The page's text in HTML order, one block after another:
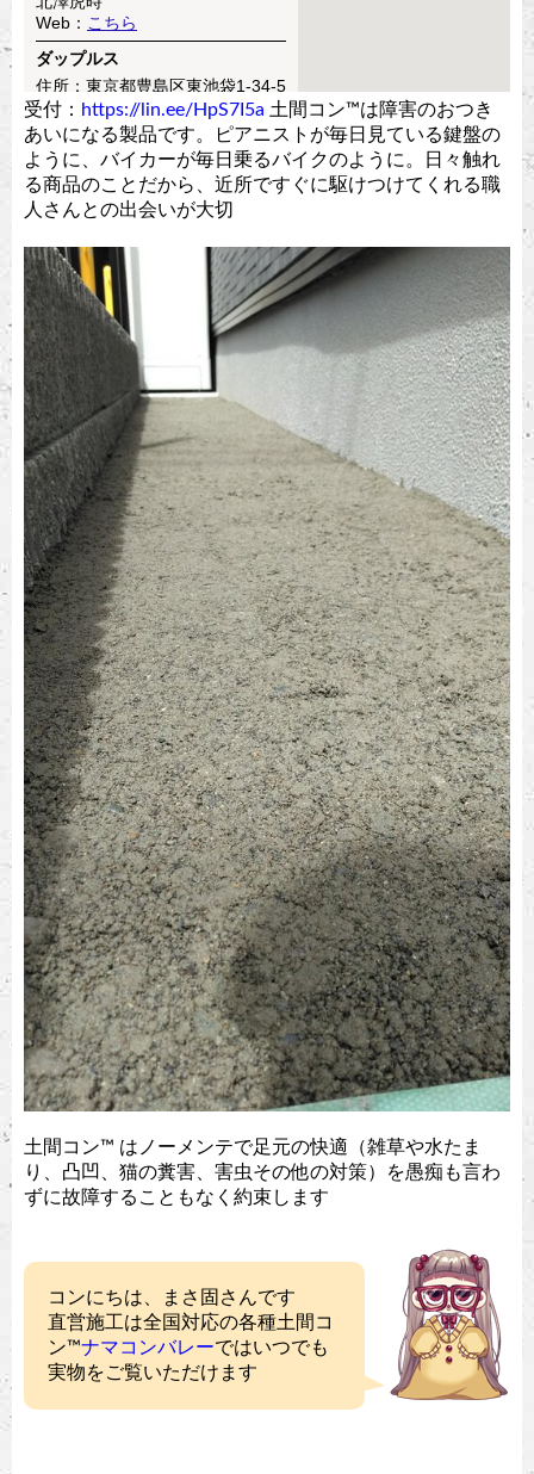
受付： https://lin.ee/HpS7I5a 土間コン™︎は障害のおつき
あいになる製品です。ピアニストが毎日見ている鍵盤の
ように、バイカーが毎日乗るバイクのように。日々触れ
る商品のことだから、近所ですぐに駆けつけてくれる職
人さんとの出会いが大切
土間コン™︎ はノーメンテで足元の快適（雑草や水たま
り、凸凹、猫の糞害、害虫その他の対策）を愚痴も言わ
ずに故障することもなく約束します
コンにちは、まさ固さんです
直営施工は全国対応の各種土間コ
ン™︎ナマコンバレーではいつでも
実物をご覧いただけます